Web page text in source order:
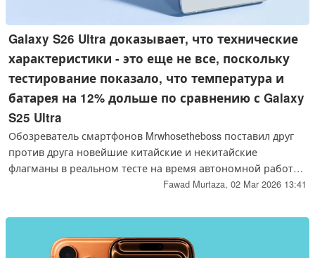
Galaxy S26 Ultra доказывает, что технические
характеристики - это еще не все, поскольку
тестирование показало, что температура и
батарея на 12% дольше по сравнению с Galaxy
S25 Ultra
Обозреватель смартфонов Mrwhosetheboss поставил друг
против друга новейшие китайские и некитайские
флагманы в реальном тесте на время автономной работы.
Galaxy S26 Ultra сумел произвести впечатление,
зарядке и оставаясь при этом холодным.
Fawad Murtaza, 02 Mar 2026 13:41